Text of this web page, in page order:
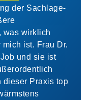
der Sachlage-
was wirklich
ist. Frau Dr.
und sie ist
dieser Praxis top